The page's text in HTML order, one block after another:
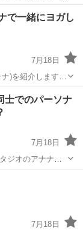
ますので、 お...
で一緒にヨガし
7月18日
)を紹介します。
5分程のアミュー
います。 今月の
士でのパーソナ
7月18日
ジオのアナナス
けるパーソナル
7月18日